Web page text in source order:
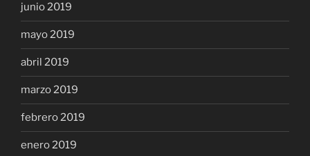
junio 2019
mayo 2019
abril 2019
marzo 2019
febrero 2019
enero 2019